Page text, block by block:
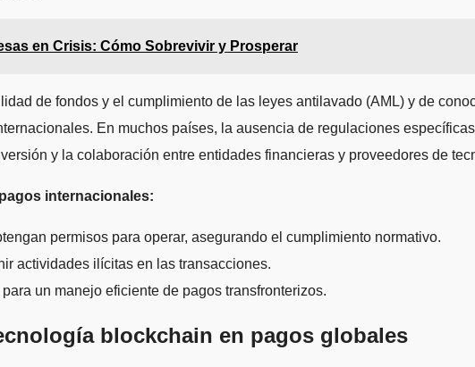
en Crisis: Cómo Sobrevivir y Prosperar
de fondos y el cumplimiento de las leyes antilavado (AML) y de
En muchos países, la ausencia de regulaciones
y la colaboración entre entidades financieras y proveedores de
internacionales:
permisos para operar, asegurando el cumplimiento normativo.
actividades ilícitas en las transacciones.
un manejo eficiente de pagos transfronterizos.
blockchain en pagos globales